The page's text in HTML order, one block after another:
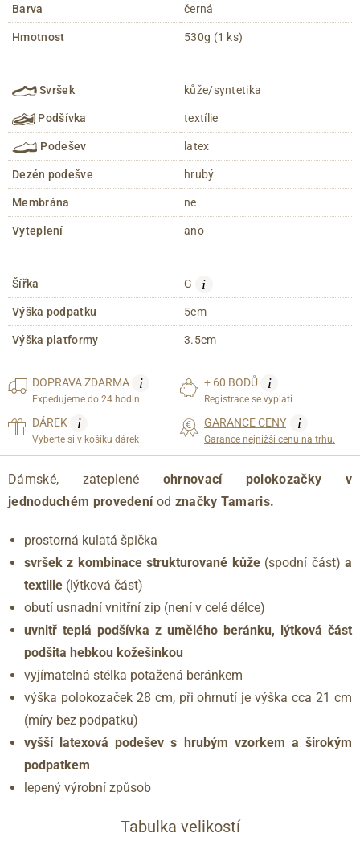
Barva černá
Hmotnost 530g (1 ks)
Svršek kůže/syntetika
Podšívka textílie
Podešev latex
Dezén podešve hrubý
Membrána ne
Vyteplení ano
Šířka G i
Výška podpatku 5cm
Výška platformy 3.5cm
DOPRAVAZDARMA i
Expedujeme do 24 hodin
+ 60 BODŮ i
Registrace se vyplatí
DÁREK i
Vyberte si v košíku dárek
GARANCE CENY i
Garance nejnižší cenu na trhu.
Dámské, zateplené ohrnovací polokozačky
v
jednoduchém provedeníod značky Tamaris.
prostorná kulatá špička
svršek z kombinace strukturované kůže(spodní část)a
textilie (lýtková část)
obutí usnadní vnitřní zip (není v celé délce)
uvnitř teplá podšívka z umělého beránku, lýtková část
podšita hebkou kožešinkou
vyjímatelná stélka potažená beránkem
výška polokozaček 28 cm, při ohrnutí je výška cca 21 cm
(míry bez podpatku)
vyšší latexová podešev s hrubým vzorkem a širokým
podpatkem
lepený výrobní způsob
Tabulka velikostí